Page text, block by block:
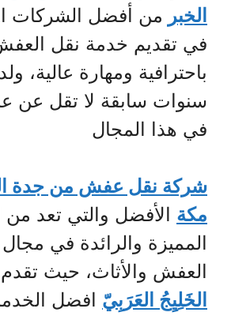
الخبر من أفضل الشركات
في تقديم خدمة نقل
باحترافية ومهارة عالية،
سنوات سابقة لا تقل عن
في هذا المجال
شركة نقل عفش من جدة
مكة الأفضل والتي تعد
المميزة والرائدة في
العفش والأثاث، حيث تقدم
الخَلِيِجُ العَرَبِيّ افضل